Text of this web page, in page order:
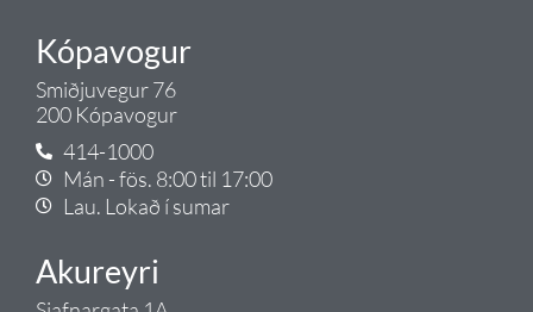
Kópavogur
Smiðjuvegur 76
200 Kópavogur
414-1000
Mán - fös. 8:00 til 17:00
Lau. Lokað í sumar
Akureyri